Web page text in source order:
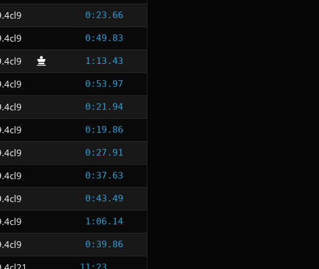
0:23.66
0:49.83
1:13.43
0:53.97
0:21.94
0:19.86
0:27.91
0:37.63
0:43.49
1:06.14
0:39.86